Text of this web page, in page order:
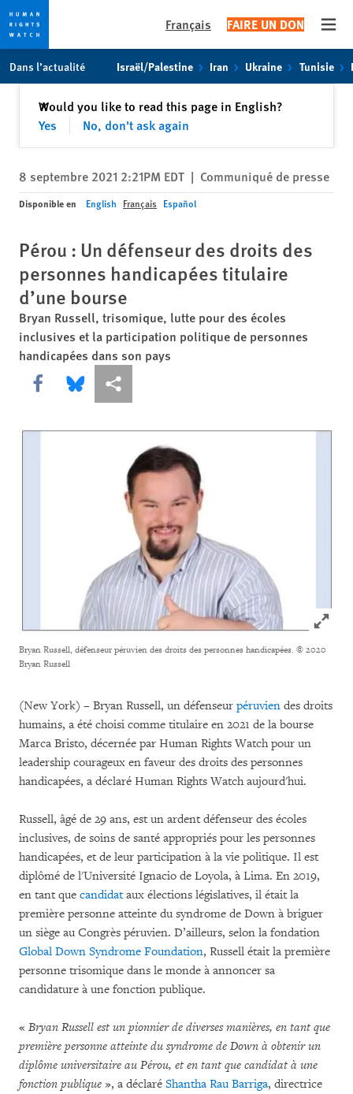
toto
content
Français FAIRE UN DON
Dans l’actualité Israël/Palestine Iran Ukraine Tunisie
Would you like to read this page in English?
Yes
No, don't ask again
✕Fermer
8 septembre 2021 2:21PM EDT | Communiqué de presse
Disponible en English Français Español
Pérou : Un défenseur des droits des
personnes handicapées titulaire
d’une bourse
Bryan Russell, trisomique, lutte pour des écoles
inclusives et la participation politique de personnes
handicapées dans son pays
Share this via Facebook
Share this via Bluesky
Share this via Partagez
Click
Bryan Russell, défenseur péruvien des droits des personnes handicapées. © 2020
Bryan Russell
(New York) – Bryan Russell, un défenseur péruvien des droits
humains, a été choisi comme titulaire en 2021 de la bourse
Marca Bristo, décernée par Human Rights Watch pour un
leadership courageux en faveur des droits des personnes
handicapées, a déclaré Human Rights Watch aujourd'hui.
Russell, âgé de 29 ans, est un ardent défenseur des écoles
inclusives, de soins de santé appropriés pour les personnes
handicapées, et de leur participation à la vie politique. Il est
diplômé de l'Université Ignacio de Loyola, à Lima. En 2019,
en tant que candidataux élections législatives, il était la
première personne atteinte du syndrome de Down à briguer
un siège au Congrès péruvien. D’ailleurs, selon la fondation
Global Down Syndrome Foundation, Russell était la première
personne trisomique dans le monde à annoncer sa
candidature à une fonction publique.
« Bryan Russell est un pionnier de diverses manières, en tant que
première personne atteinte du syndrome de Down à obtenir un
diplôme universitaire au Pérou, et en tant que candidat à une
fonction publique », a déclaré Shantha Rau Barriga, directrice